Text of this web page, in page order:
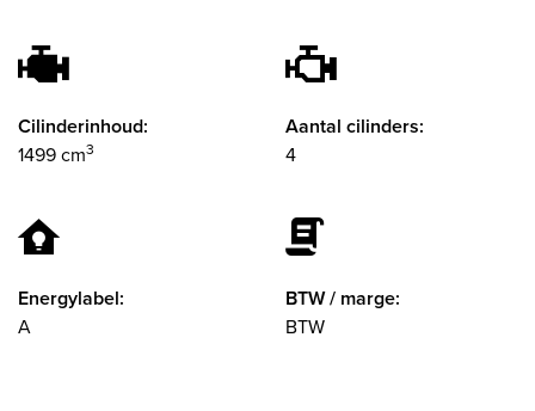
Cilinderinhoud:
1499 cm3
Aantal cilinders:
4
Energylabel:
A
BTW / marge:
BTW